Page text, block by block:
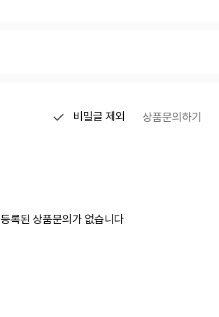
비밀글 제외 상품문의하기
등록된 상품문의가 없습니다